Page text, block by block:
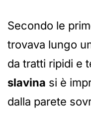
Secondo le
trovava lungo
da tratti ripidi e
slavina si è
dalla parete